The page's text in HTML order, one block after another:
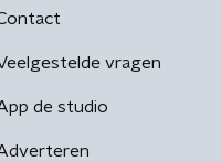
vragen
de studio